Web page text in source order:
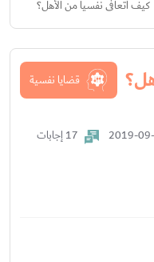
كيف أتعافى نفسيا من الأهل؟
قضايا نفسية
17 إجابات